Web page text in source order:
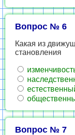
Вопрос № 6
Какая из
становления
Вопрос № 7